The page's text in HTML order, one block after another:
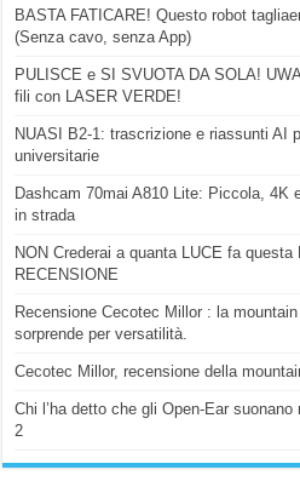
BASTA FATICARE! Questo robot
(Senza cavo, senza App)
PULISCE e SI SVUOTA DA SOLA!
fili con LASER VERDE!
NUASI B2-1: trascrizione e riassunti AI
universitarie
Dashcam 70mai A810 Lite: Piccola,
in strada
NON Crederai a quanta LUCE fa questa
RECENSIONE
Recensione Cecotec Millor : la
sorprende per versatilità.
Cecotec Millor, recensione della
Chi l’ha detto che gli Open-Ear
2